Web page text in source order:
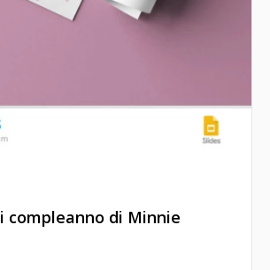
compleanno di Minnie